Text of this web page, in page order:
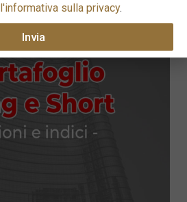
l'informativa sulla privacy.
Invia